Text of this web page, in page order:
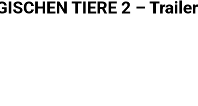
Führen Zu Rechtskräftiger Verurteilung Wegen
München: Europaweit Gesuchtes
München: Update Zu Den
München: Beinahekollision An
TIERE 2 –